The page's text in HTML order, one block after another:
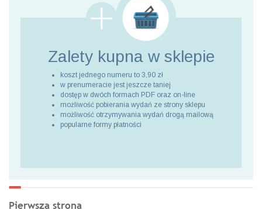
Zalety kupna w sklepie
koszt jednego numeru to 3,90 zł
w prenumeracie jest jeszcze taniej
dostęp w dwóch formach PDF oraz on-line
możliwość pobierania wydań ze strony sklepu
możliwość otrzymywania wydań drogą mailową
popularne formy płatności
Pierwsza strona